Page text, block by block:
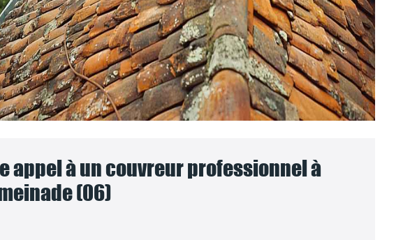
appel à un couvreur professionnel à
(06)